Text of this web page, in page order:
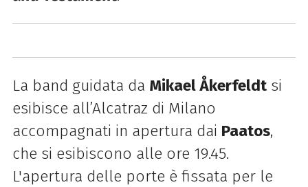
La band guidata da Mikael Åkerfeldtsi
esibisce all’Alcatraz di Milano
accompagnati in apertura dai Paatos,
che si esibiscono alle ore 19.45.
L'apertura delle porte è fissata per le